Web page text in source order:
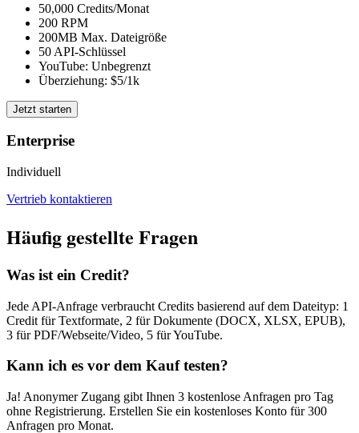
50,000 Credits/Monat
200 RPM
200MB Max. Dateigröße
50 API-Schlüssel
YouTube: Unbegrenzt
Überziehung: $5/1k
Jetzt starten
Enterprise
Individuell
Vertrieb kontaktieren
Häufig gestellte Fragen
Was ist ein Credit?
Jede API-Anfrage verbraucht Credits basierend auf dem Dateityp: 1
Credit für Textformate, 2 für Dokumente (DOCX, XLSX, EPUB),
3 für PDF/Webseite/Video, 5 für YouTube.
Kann ich es vor dem Kauf testen?
Ja! Anonymer Zugang gibt Ihnen 3 kostenlose Anfragen pro Tag
ohne Registrierung. Erstellen Sie ein kostenloses Konto für 300
Anfragen pro Monat.